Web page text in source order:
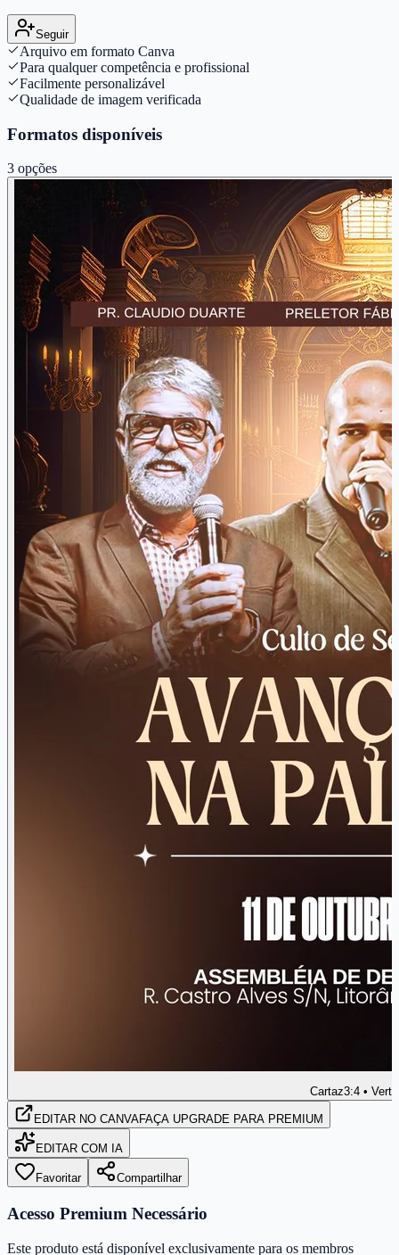
Seguir
Arquivo em formato Canva
Para qualquer competência e profissional
Facilmente personalizável
Qualidade de imagem verificada
Formatos disponíveis
3 opções
Cartaz3:4 •
EDITAR NO CANVAFAÇA UPGRADE PARA PREMIUM
EDITAR COM IA
Favoritar Compartilhar
Acesso Premium Necessário
Este produto está disponível exclusivamente para os membros